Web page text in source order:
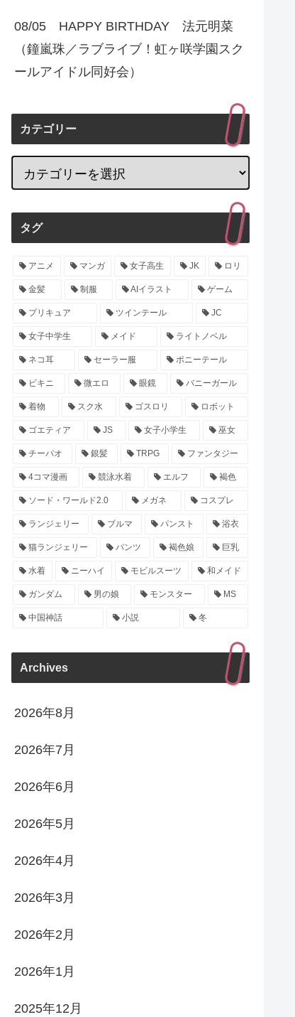
08/05 HAPPY BIRTHDAY 法元明菜
（鐘嵐珠／ラブライブ！虹ヶ咲学園スク
ールアイドル同好会）
カテゴリー
タグ
アニメ マンガ 女子高生 JK ロリ
金髪 制服 AIイラスト ゲーム
プリキュア ツインテール JC
女子中学生 メイド ライトノベル
ネコ耳 セーラー服 ポニーテール
ビキニ 微エロ 眼鏡 バニーガール
着物 スク水 ゴスロリ ロボット
ゴエティア JS 女子小学生 巫女
チーパオ 銀髪 TRPG ファンタジー
4コマ漫画 競泳水着 エルフ 褐色
ソード・ワールド2.0 メガネ コスプレ
ランジェリー ブルマ パンスト 浴衣
猫ランジェリー パンツ 褐色娘 巨乳
水着 ニーハイ モビルスーツ 和メイド
ガンダム 男の娘 モンスター MS
中国神話 小説 冬
Archives
2026年8月
2026年7月
2026年6月
2026年5月
2026年4月
2026年3月
2026年2月
2026年1月
2025年12月